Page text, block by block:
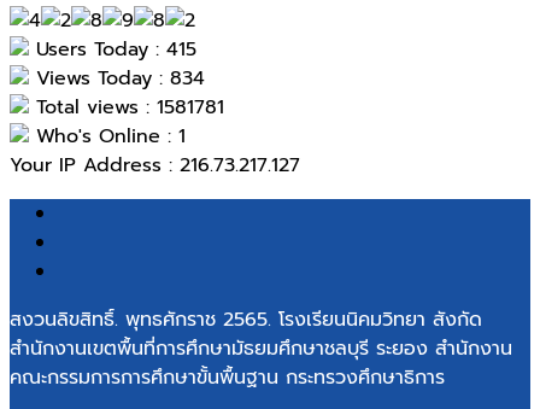
Users Today : 415
Views Today : 834
Total views : 1581781
Who's Online : 1
Your IP Address : 216.73.217.127
สงวนลิขสิทธิ์. พุทธศักราช 2565. โรงเรียนนิคมวิทยา สังกัด
สำนักงานเขตพื้นที่การศึกษามัธยมศึกษาชลบุรี ระยอง สำนักงาน
คณะกรรมการการศึกษาขั้นพื้นฐาน กระทรวงศึกษาธิการ